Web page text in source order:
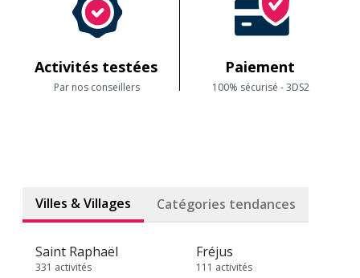
Activités testées
Par nos conseillers
Paiement
100% sécurisé - 3DS2
Villes & Villages Catégories tendances
Saint Raphaël
331 activités
Fréjus
111 activités